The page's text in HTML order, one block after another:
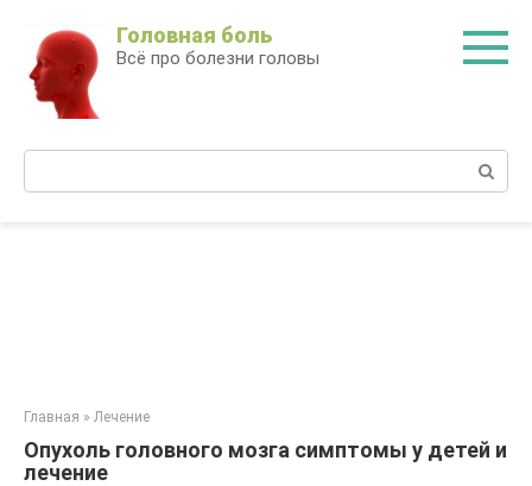
контенту
Головная боль
Всё про болезни головы
Главная » Лечение
Опухоль головного мозга симптомы у детей и
лечение